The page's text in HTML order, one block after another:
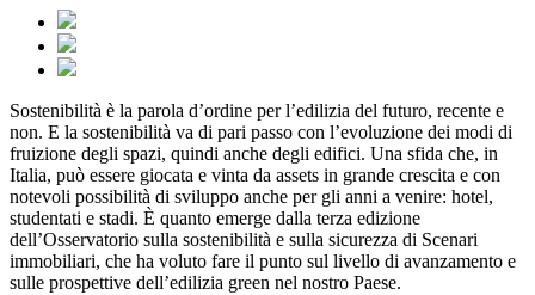
Sostenibilità è la parola d’ordine per l’edilizia del futuro, recente e
non. E la sostenibilità va di pari passo con l’evoluzione dei modi di
fruizione degli spazi, quindi anche degli edifici. Una sfida che, in
Italia, può essere giocata e vinta da assets in grande crescita e con
notevoli possibilità di sviluppo anche per gli anni a venire: hotel,
studentati e stadi. È quanto emerge dalla terza edizione
dell’Osservatorio sulla sostenibilità e sulla sicurezza di Scenari
immobiliari, che ha voluto fare il punto sul livello di avanzamento e
sulle prospettive dell’edilizia green nel nostro Paese.